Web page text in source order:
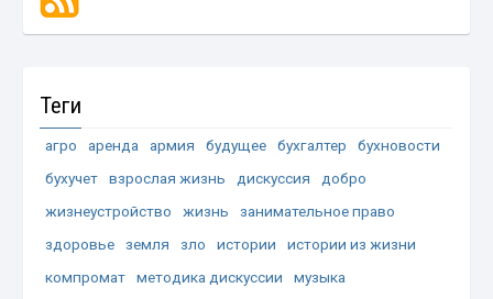
Теги
агро аренда армия будущее бухгалтер
бухновости
бухучет
взрослая жизнь дискуссия
добро
жизнеустройство
жизнь
занимательное право
здоровье
земля зло истории
истории из жизни
компромат
методика дискуссии
музыка